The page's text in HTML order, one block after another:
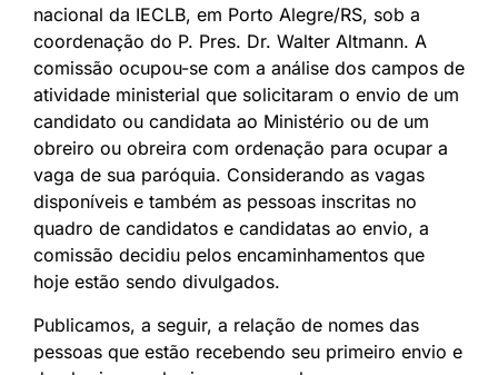
nacional da IECLB, em Porto Alegre/RS, sob a
coordenação do P. Pres. Dr. Walter Altmann. A
comissão ocupou-se com a análise dos campos de
atividade ministerial que solicitaram o envio de um
candidato ou candidata ao Ministério ou de um
obreiro ou obreira com ordenação para ocupar a
vaga de sua paróquia. Considerando as vagas
disponíveis e também as pessoas inscritas no
quadro de candidatos e candidatas ao envio, a
comissão decidiu pelos encaminhamentos que
hoje estão sendo divulgados.
Publicamos, a seguir, a relação de nomes das
pessoas que estão recebendo seu primeiro envio e